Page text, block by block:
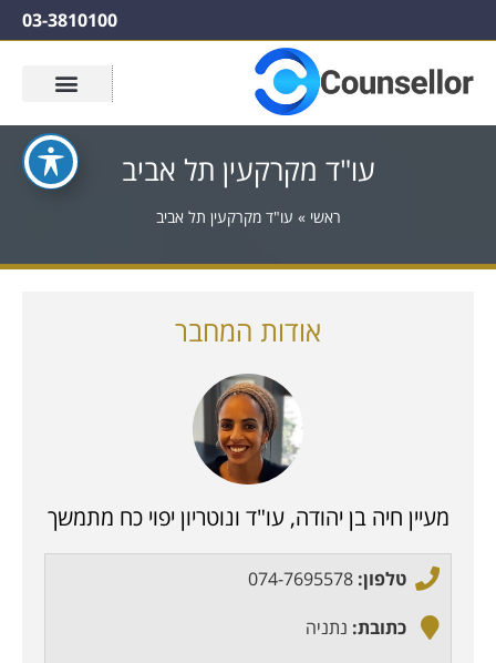
03-3810100
עו"ד מקרקעין תל אביב
ראשי » עו"ד מקרקעין תל אביב
אודות המחבר
מעיין חיה בן יהודה, עו"ד ונוטריון יפוי כח מתמשך
טלפון: 074-7695578
כתובת: נתניה